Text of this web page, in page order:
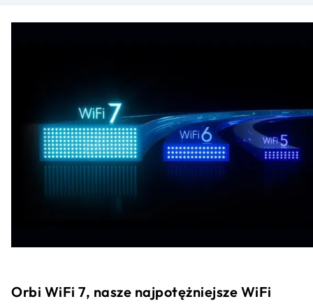
Orbi WiFi 7, nasze najpotężniejsze WiFi